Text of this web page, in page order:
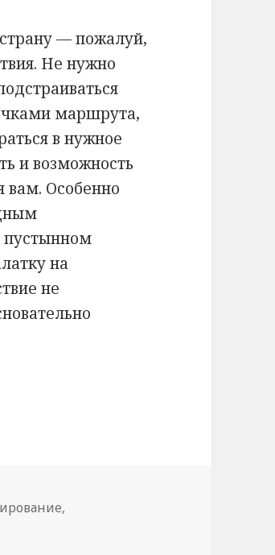
— пожалуй,
Не нужно
маршрута,
в нужное
и возможность
вам. Особенно
пустынном
на
не
автомобиле
,